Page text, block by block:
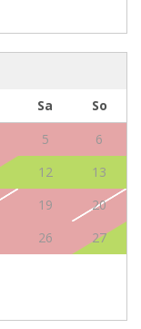
Sa
So
5
6
12
13
19
20
26
27